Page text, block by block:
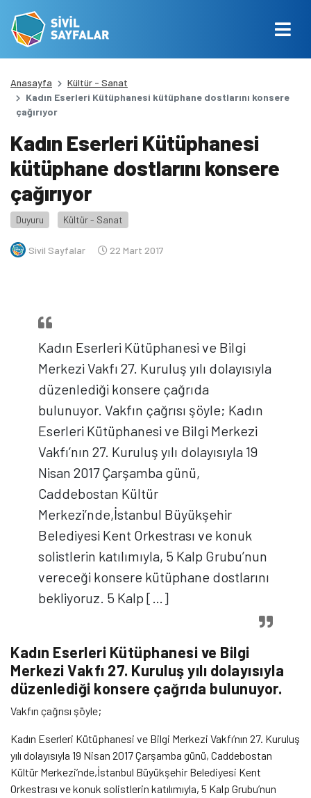
Anasayfa
Kültür - Sanat
Kadın Eserleri Kütüphanesi kütüphane dostlarını konsere
çağırıyor
Kadın Eserleri Kütüphanesi
kütüphane dostlarını konsere
çağırıyor
Duyuru Kültür - Sanat
Sivil Sayfalar 22 Mart 2017
Kadın Eserleri Kütüphanesi ve Bilgi
Merkezi Vakfı 27. Kuruluş yılı dolayısıyla
düzenlediği konsere çağrıda
bulunuyor. Vakfın çağrısı şöyle; Kadın
Eserleri Kütüphanesi ve Bilgi Merkezi
Vakfı’nın 27. Kuruluş yılı dolayısıyla 19
Nisan 2017 Çarşamba günü,
Caddebostan Kültür
Merkezi’nde,İstanbul Büyükşehir
Belediyesi Kent Orkestrası ve konuk
solistlerin katılımıyla, 5 Kalp Grubu’nun
vereceği konsere kütüphane dostlarını
bekliyoruz. 5 Kalp […]
Kadın Eserleri Kütüphanesi ve Bilgi
Merkezi Vakfı 27. Kuruluş yılı dolayısıyla
düzenlediği konsere çağrıda bulunuyor.
Vakfın çağrısı şöyle;
Kadın Eserleri Kütüphanesi ve Bilgi Merkezi Vakfı’nın 27. Kuruluş
yılı dolayısıyla 19 Nisan 2017 Çarşamba günü, Caddebostan
Kültür Merkezi’nde,İstanbul Büyükşehir Belediyesi Kent
Orkestrası ve konuk solistlerin katılımıyla, 5 Kalp Grubu’nun